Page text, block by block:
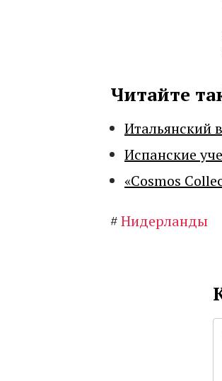
Читайте
Итальянский
Испанские
«Cosmos
#Нидерланды